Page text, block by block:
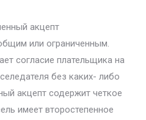
акцепт
или ограниченным.
согласие плательщика на
без каких- либо
акцепт содержит четкое
имеет второстепенное